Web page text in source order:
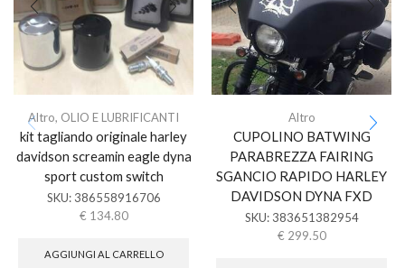
Altro, OLIO E LUBRIFICANTI
kit tagliando originale harley
davidson screamin eagle dyna
sport custom switch
SKU: 386558916706
€ 134.80
AGGIUNGI AL CARRELLO
Altro
CUPOLINO BATWING
PARABREZZA FAIRING
SGANCIO RAPIDO HARLEY
DAVIDSON DYNA FXD
SKU: 383651382954
€ 299.50